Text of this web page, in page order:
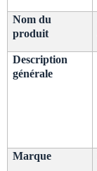
Nom du
produit
Description
générale
Marque